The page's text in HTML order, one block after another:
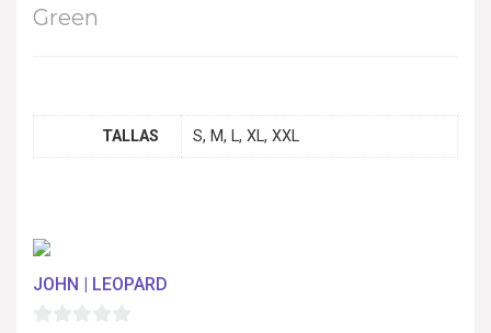
Green
TALLAS S, M, L, XL, XXL
JOHN | LEOPARD